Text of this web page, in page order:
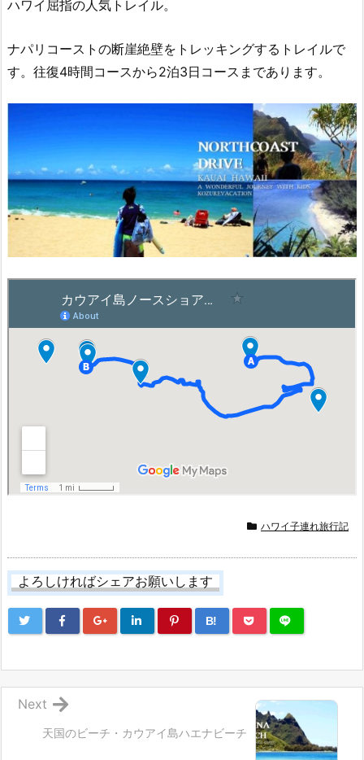
ハワイ屈指の人気トレイル。
ナパリコーストの断崖絶壁をトレッキングするトレイルで
す。往復4時間コースから2泊3日コースまであります。
ハワイ子連れ旅行記
よろしければシェアお願いします
B!
天国のビーチ・カウアイ島ハエナビーチ
Next